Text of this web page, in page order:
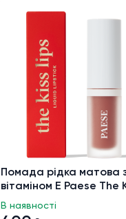
Помада рідка матова
вітаміном Е Paese The
Lips 01 Nude Beige,
В наявності